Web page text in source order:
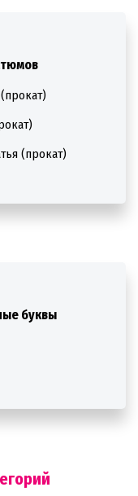
(прокат)
буквы